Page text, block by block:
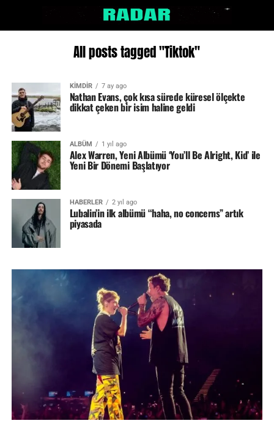
All posts tagged "Tiktok"
KIMDIR 7 ay ago
Nathan Evans, çok kısa sürede küresel ölçekte
dikkat çeken bir isim haline geldi
ALBÜM 1 yıl ago
Alex Warren, Yeni Albümü ‘You’ll Be Alright, Kid’ ile
Yeni Bir Dönemi Başlatıyor
HABERLER 2 yıl ago
Lubalin’in ilk albümü “haha, no concerns” artık
piyasada